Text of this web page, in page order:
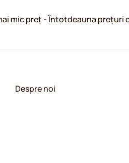
mic preț - Întotdeauna prețuri
Despre noi